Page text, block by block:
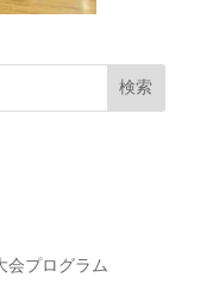
会プログラム